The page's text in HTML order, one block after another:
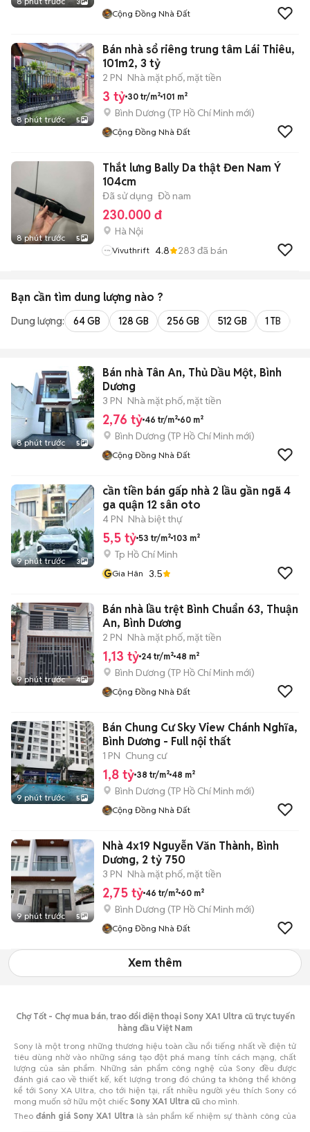
Cộng Đồng Nhà Đất
8 phút trước 5
Bán nhà sổ riêng trung tâm Lái Thiêu,
101m2, 3 tỷ
2 PN Nhà mặt phố, mặt tiền
3 tỷ 30 tr/m² 101 m²
Bình Dương (TP Hồ Chí Minh mới)
Cộng Đồng Nhà Đất
8 phút trước 5
Thắt lưng Bally Da thật Đen Nam Ý
104cm
Đã sử dụng Đồ nam
230.000 đ
Hà Nội
Vivuthrift 4.8 283 đã bán
Bạn cần tìm dung lượng nào ?
Dung lượng: 64 GB 128 GB 256 GB 512 GB 1 TB
8 phút trước 5
Bán nhà Tân An, Thủ Dầu Một, Bình
Dương
3 PN Nhà mặt phố, mặt tiền
2,76 tỷ 46 tr/m² 60 m²
Bình Dương (TP Hồ Chí Minh mới)
Cộng Đồng Nhà Đất
9 phút trước 3
cần tiền bán gấp nhà 2 lầu gần ngã 4
ga quận 12 sân oto
4 PN Nhà biệt thự
5,5 tỷ 53 tr/m² 103 m²
Tp Hồ Chí Minh
GGia Hân 3.5
9 phút trước 4
Bán nhà lầu trệt Bình Chuẩn 63, Thuận
An, Bình Dương
2 PN Nhà mặt phố, mặt tiền
1,13 tỷ 24 tr/m² 48 m²
Bình Dương (TP Hồ Chí Minh mới)
Cộng Đồng Nhà Đất
9 phút trước 5
Bán Chung Cư Sky View Chánh Nghĩa,
Bình Dương - Full nội thất
1 PN Chung cư
1,8 tỷ 38 tr/m² 48 m²
Bình Dương (TP Hồ Chí Minh mới)
Cộng Đồng Nhà Đất
9 phút trước 5
Nhà 4x19 Nguyễn Văn Thành, Bình
Dương, 2 tỷ 750
3 PN Nhà mặt phố, mặt tiền
2,75 tỷ 46 tr/m² 60 m²
Bình Dương (TP Hồ Chí Minh mới)
Cộng Đồng Nhà Đất
Xem thêm
Chợ Tốt - Chợ mua bán, trao đổi điện thoại Sony XA1 Ultra cũ trực tuyến
hàng đầu Việt Nam
Sony là một trong những thương hiệu toàn cầu nổi tiếng nhất về điện tử
tiêu dùng nhờ vào những sáng tạo đột phá mang tính cách mạng, chất
lượng của sản phẩm. Những sản phẩm công nghệ của Sony đều được
đánh giá cao về thiết kế, kết lượng trong đó chúng ta không thể không
kể tới Sony XA Ultra, cho tới hiện tại, rất nhiều người yêu thích Sony có
mong muốn sở hữu một chiếc Sony XA1 Ultra cũ cho mình.
Theo đánh giá Sony XA1 Ultralà sản phẩm kế nhiệm sự thành công của